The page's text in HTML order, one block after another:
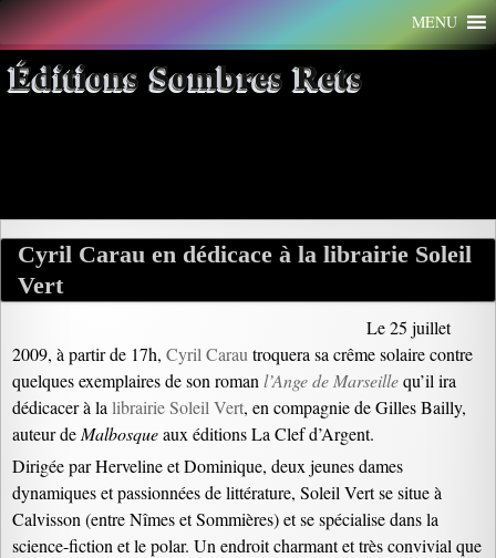
Aller
au
contenu
MENU
Éditions Sombres Rets
Archives par mot-clé : herveline
Cyril Carau en dédicace à la librairie Soleil
Vert
Le 25 juillet
2009, à partir de 17h, Cyril Carau troquera sa crême solaire contre
quelques exemplaires de son roman l’Ange de Marseillequ’il ira
dédicacer à la librairie Soleil Vert, en compagnie de Gilles Bailly,
auteur de Malbosqueaux éditions La Clef d’Argent.
Dirigée par Herveline et Dominique, deux jeunes dames
dynamiques et passionnées de littérature, Soleil Vert se situe à
Calvisson (entre Nîmes et Sommières) et se spécialise dans la
science-fiction et le polar. Un endroit charmant et très convivial que